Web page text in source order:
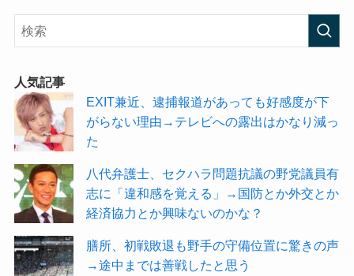
人気記事
EXIT兼近、逮捕報道があっても好感度が下
がらない理由→テレビへの露出はかなり減っ
た
八代弁護士、セクハラ問題抗議の野党議員有
志に「違和感を覚える」→国防とか外交とか
経済協力とか興味ないのかな？
膳所、初戦敗退も野手の守備位置に驚きの声
→途中までは善戦したと思う